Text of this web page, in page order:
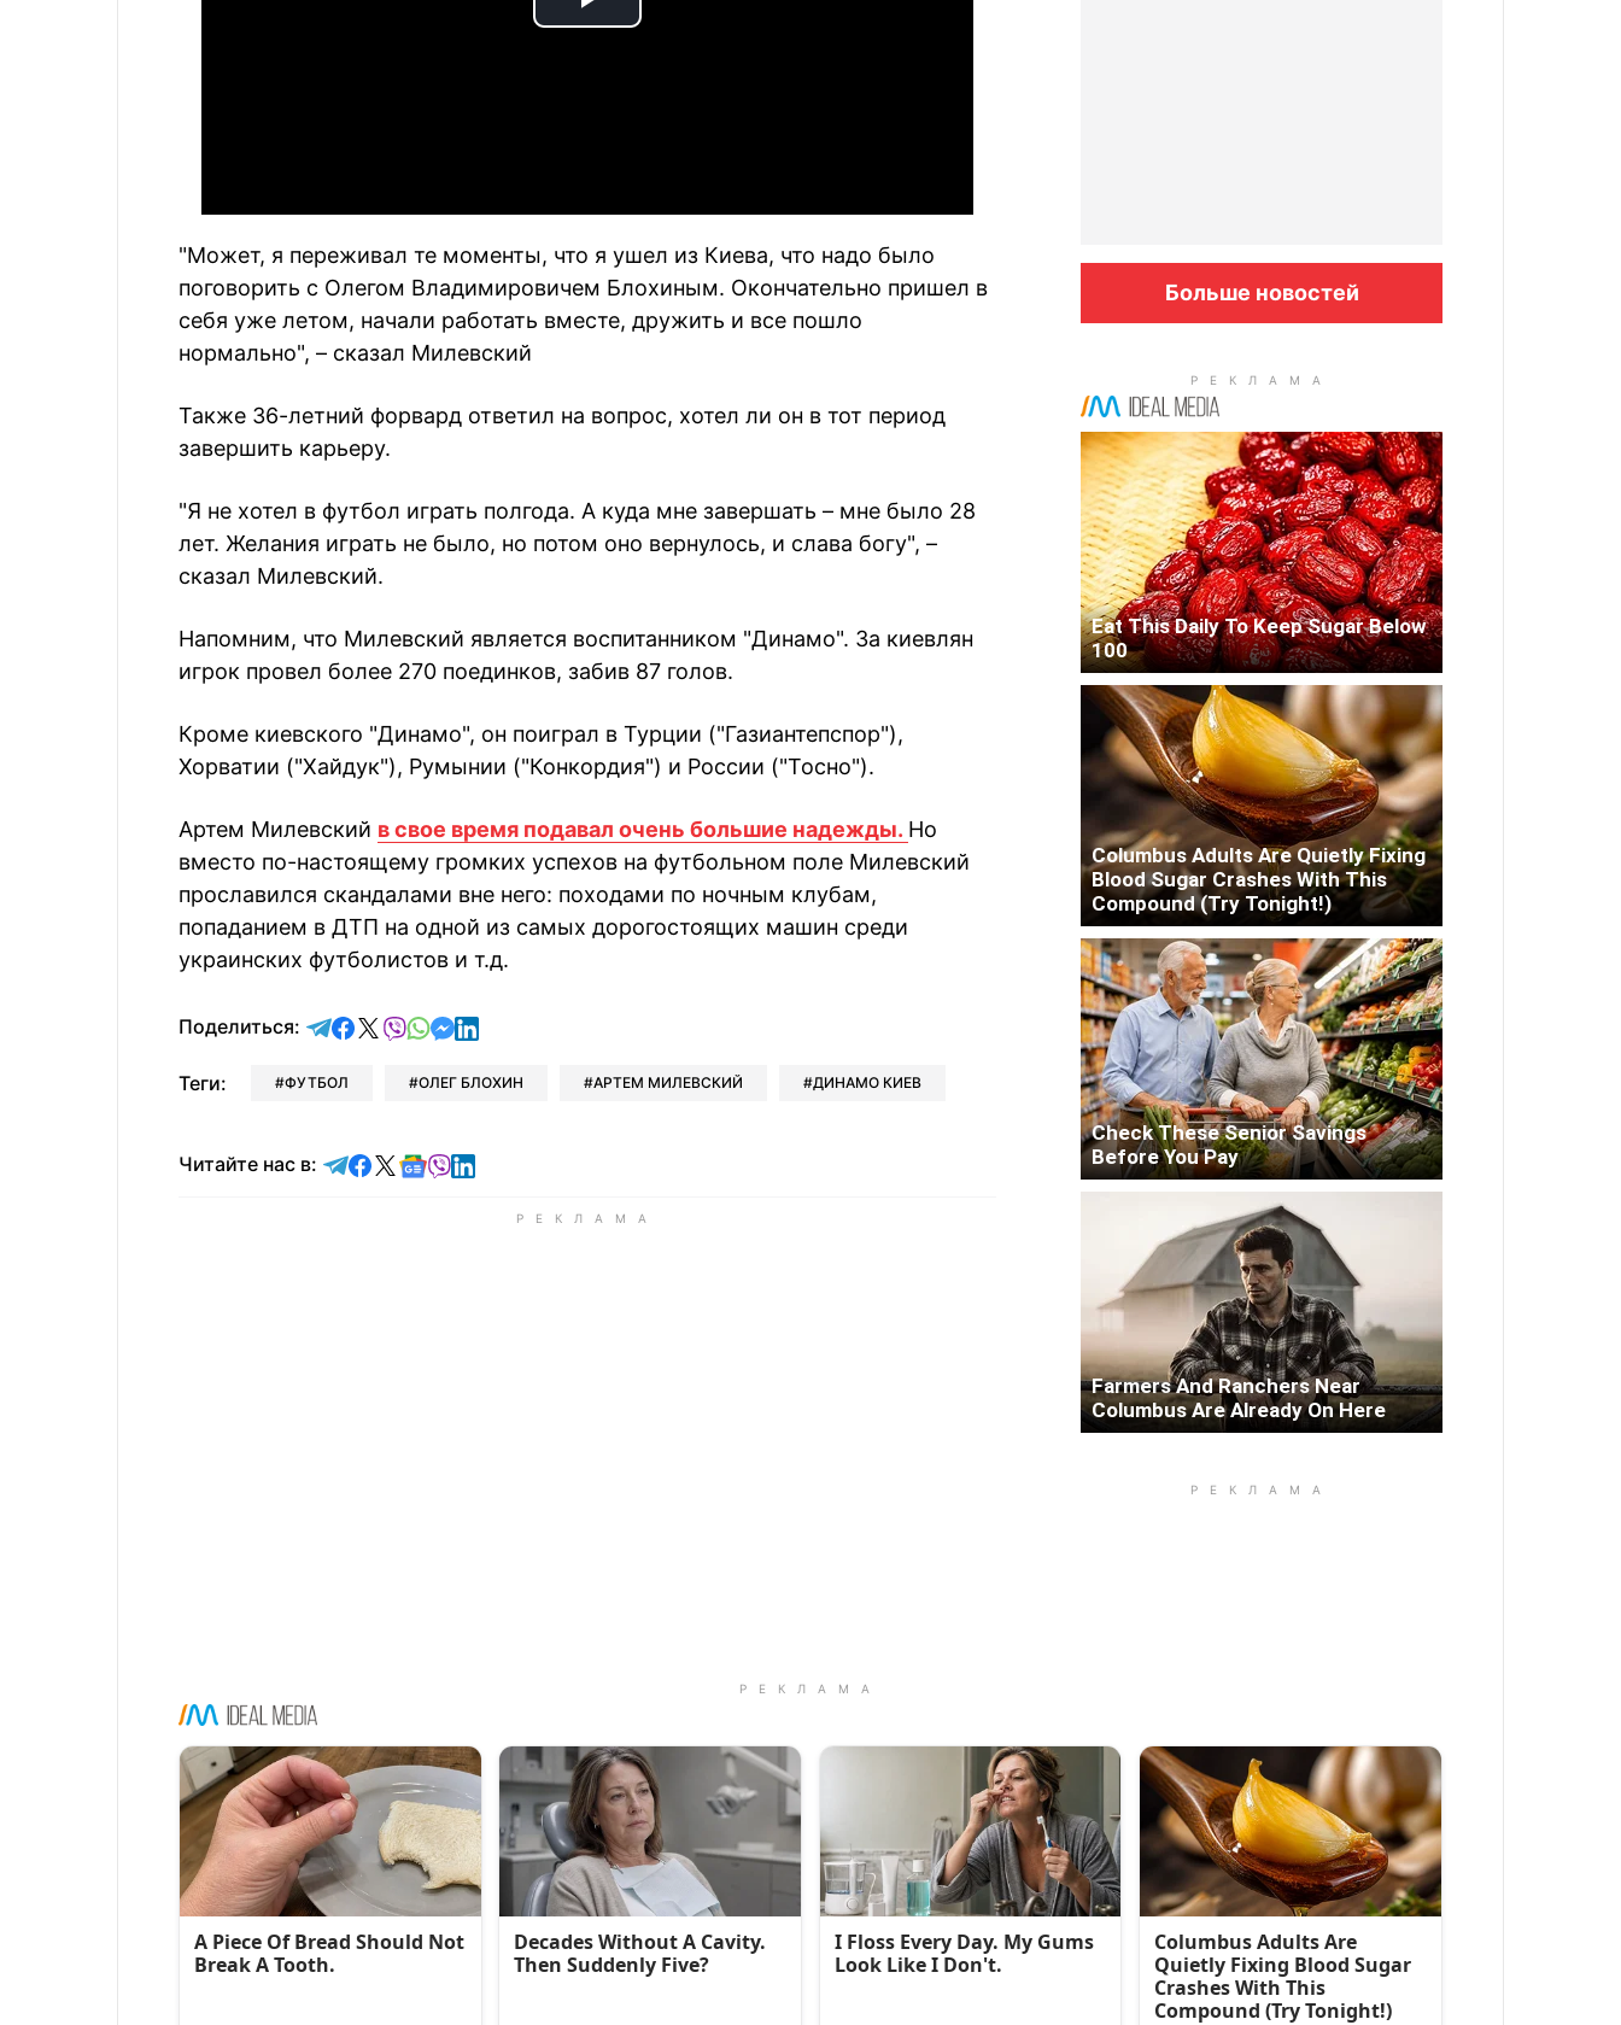
Play
"Может, я переживал те моменты, что я ушел из Киева, что надо было
поговорить с Олегом Владимировичем Блохиным. Окончательно пришел в
себя уже летом, начали работать вместе, дружить и все пошло
нормально", – сказал Милевский
Также 36-летний форвард ответил на вопрос, хотел ли он в тот период
завершить карьеру.
"Я не хотел в футбол играть полгода. А куда мне завершать – мне было 28
лет. Желания играть не было, но потом оно вернулось, и слава богу", –
сказал Милевский.
Напомним, что Милевский является воспитанником "Динамо". За киевлян
игрок провел более 270 поединков, забив 87 голов.
Кроме киевского "Динамо", он поиграл в Турции ("Газиантепспор"),
Хорватии ("Хайдук"), Румынии ("Конкордия") и России ("Тосно").
Артем Милевский в свое время подавал очень большие надежды. Но
вместо по-настоящему громких успехов на футбольном поле Милевский
прославился скандалами вне него: походами по ночным клубам,
попаданием в ДТП на одной из самых дорогостоящих машин среди
украинских футболистов и т.д.
Поделиться: отправить в Telegram
поделиться в Facebook
поделиться в X
отправить в Viber
отправить в Whatsapp
отправить в Messenger
отправить в LinkedIn
Теги: ФУТБОЛ ОЛЕГ БЛОХИН АРТЕМ МИЛЕВСКИЙ ДИНАМО КИЕВ
Читайте нас в: Читайте в Telegram
Читайте в Facebook
Читайте в X
Читайте в Google news
Читайте в Viber
Читайте в LinkedIn
Больше новостей